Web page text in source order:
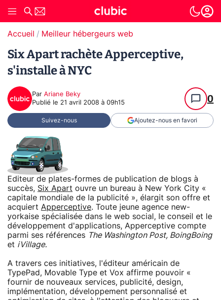
Accueil Meilleur hébergeurs web
Six Apart rachète Apperceptive,
s'installe à NYC
Par Ariane Beky
Publié le 21 avril 2008 à 09h15 0
Suivez-nous Ajoutez-nous en favori
Editeur de plates-formes de publication de blogs à
succès, Six Apart ouvre un bureau à New York City «
capitale mondiale de la publicité », élargit son offre et
acquiert Apperceptive. Toute jeune agence new-
yorkaise spécialisée dans le web social, le conseil et le
développement d'applications, Apperceptive compte
parmi ses références The Washington Post, BoingBoing
et iVillage.
A travers ces initiatives, l'éditeur américain de
TypePad, Movable Type et Vox affirme pouvoir «
fournir de nouveaux services, publicité, design,
implémentation, développement personnalisé et